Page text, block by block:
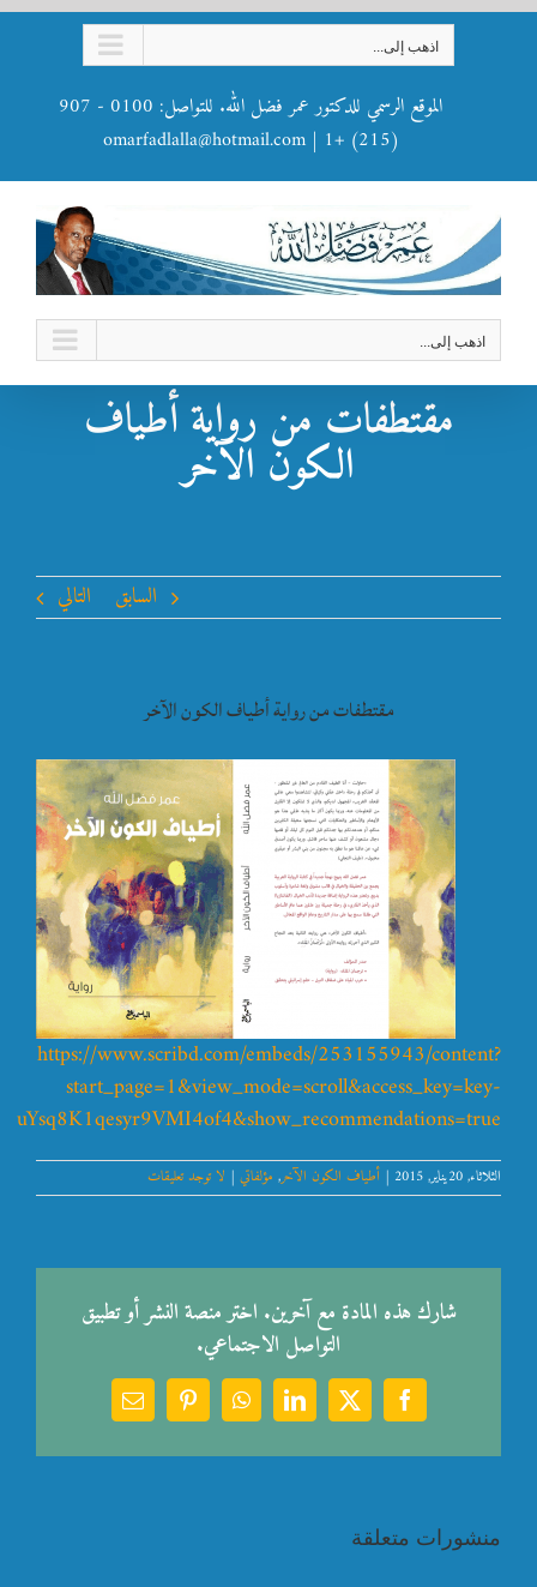
اذهب إلى...
الموقع الرسمي للدكتور عمر فضل الله. للتواصل: 0100 - 907
(215) +1
|
omarfadlalla@hotmail.com
اذهب إلى...
مقتطفات من رواية أطياف
الكون الآخر
السابق التالي
مقتطفات من رواية أطياف الكون الآخر
https://www.scribd.com/embeds/253155943/content?
start_page=1&view_mode=scroll&access_key=key-
uYsq8K1qesyr9VMI4of4&show_recommendations=true
الثلاثاء, 20يناير, 2015 | أطياف الكون الآخر, مؤلفاتي | لا توجد تعليقات
شارك هذه المادة مع آخرين. اختر منصة النشر أو تطبيق
التواصل الاجتماعي.
Facebook
X
LinkedIn
WhatsApp
Pinterest
Email
منشورات متعلقة